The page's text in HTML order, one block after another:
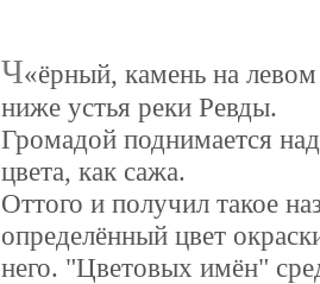
Ч ёрный, камень на
ниже устья реки Ревды.
Громадой поднимается
цвета, как сажа.
Оттого и получил такое
определённый цвет
него. "Цветовых имён"